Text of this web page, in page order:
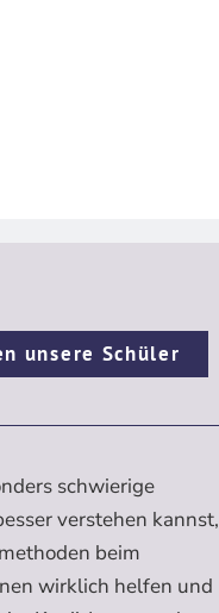
unsere Schüler
schwierige
verstehen kannst,
beim
wirklich helfen und